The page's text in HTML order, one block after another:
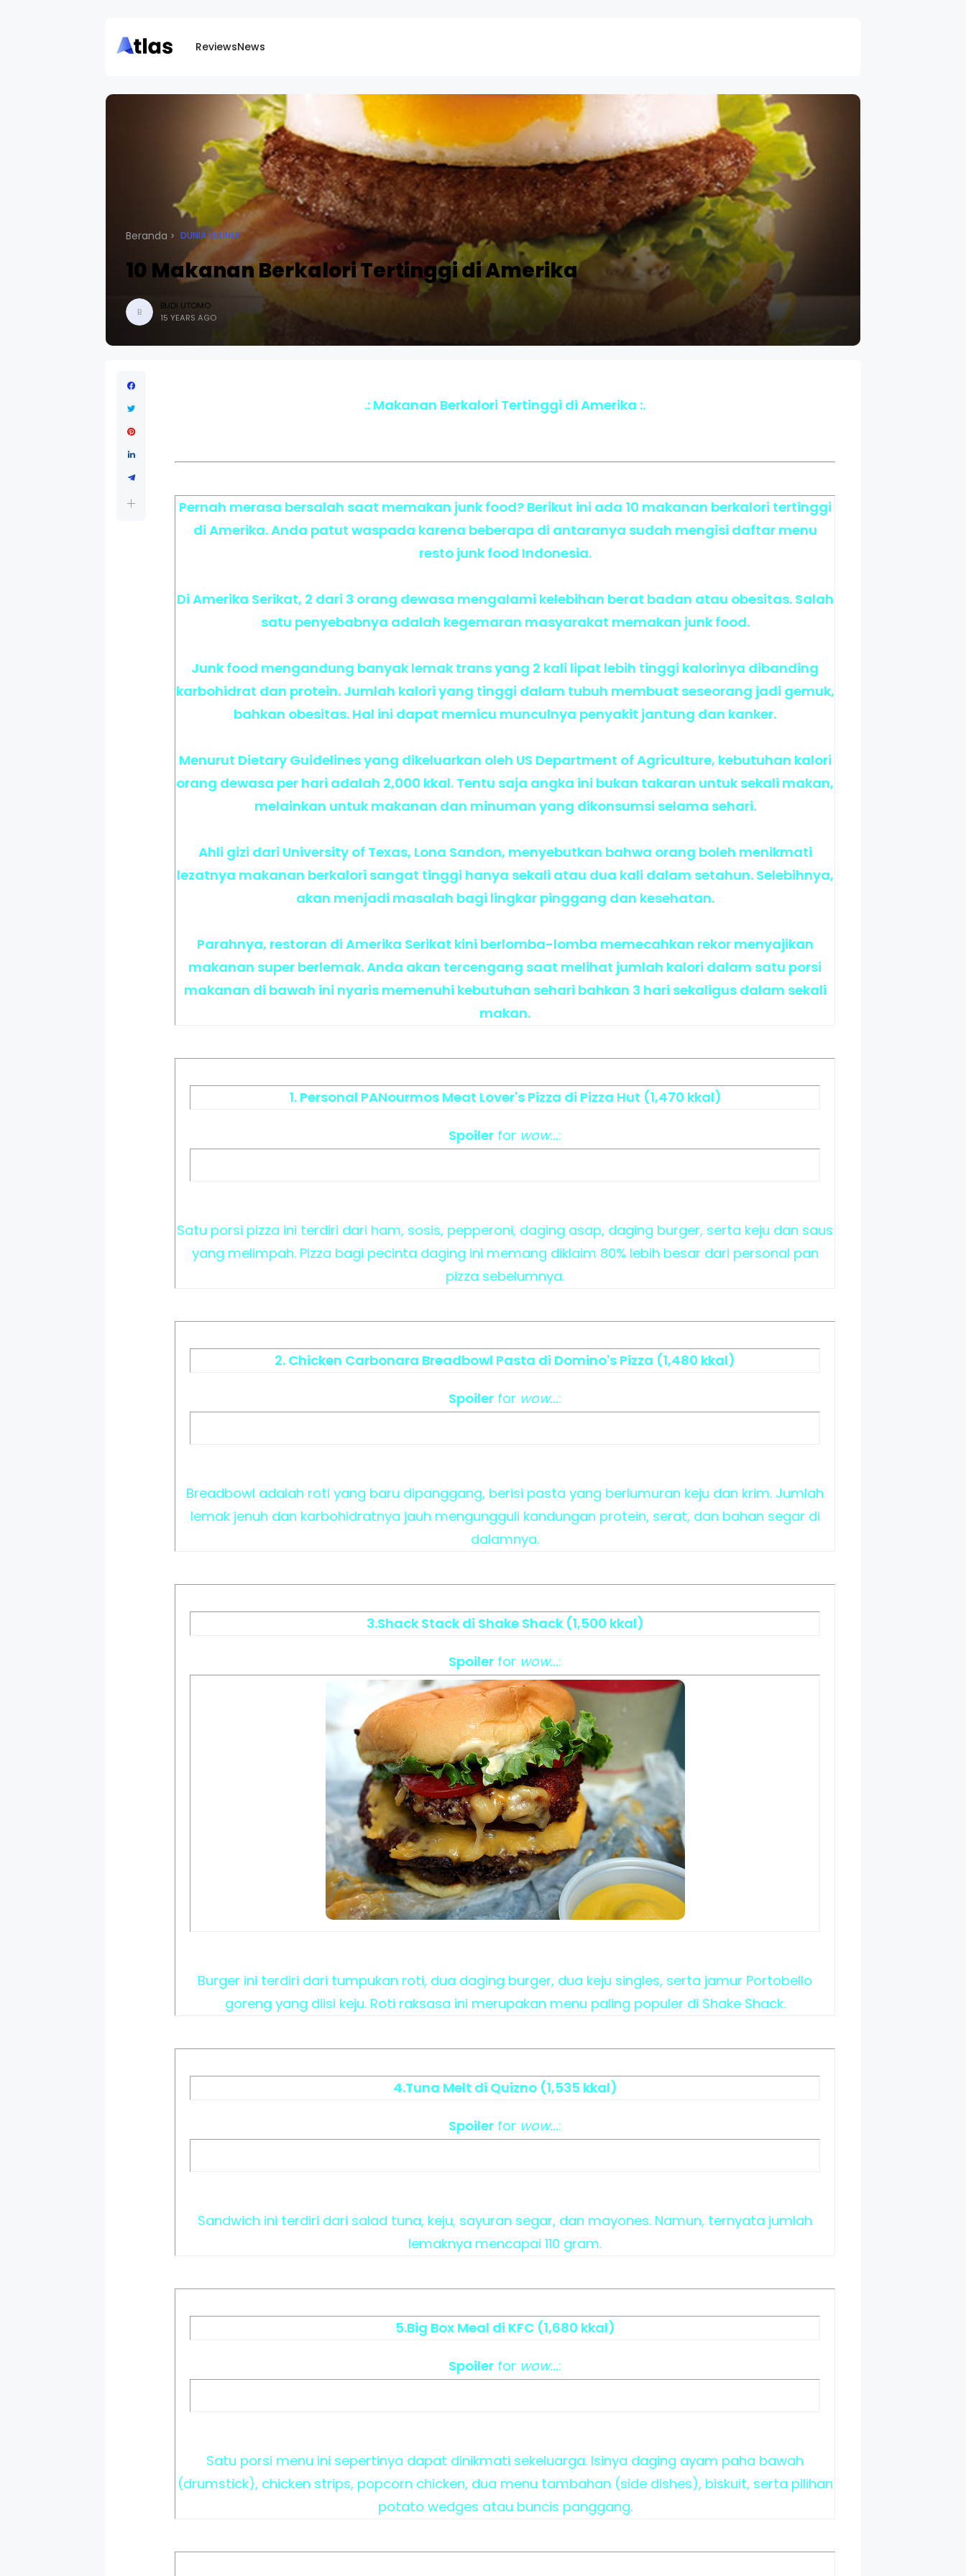
ReviewsNews
Beranda DUNIA KULINER
10 Makanan Berkalori Tertinggi di Amerika
B
BUDI UTOMO
15 YEARS AGO
.: Makanan Berkalori Tertinggi di Amerika :.
Pernah merasa bersalah saat memakan junk food? Berikut ini ada 10 makanan berkalori tertinggi
di Amerika. Anda patut waspada karena beberapa di antaranya sudah mengisi daftar menu
resto junk food Indonesia.
Di Amerika Serikat, 2 dari 3 orang dewasa mengalami kelebihan berat badan atau obesitas. Salah
satu penyebabnya adalah kegemaran masyarakat memakan junk food.
Junk food mengandung banyak lemak trans yang 2 kali lipat lebih tinggi kalorinya dibanding
karbohidrat dan protein. Jumlah kalori yang tinggi dalam tubuh membuat seseorang jadi gemuk,
bahkan obesitas. Hal ini dapat memicu munculnya penyakit jantung dan kanker.
Menurut Dietary Guidelines yang dikeluarkan oleh US Department of Agriculture, kebutuhan kalori
orang dewasa per hari adalah 2,000 kkal. Tentu saja angka ini bukan takaran untuk sekali makan,
melainkan untuk makanan dan minuman yang dikonsumsi selama sehari.
Ahli gizi dari University of Texas, Lona Sandon, menyebutkan bahwa orang boleh menikmati
lezatnya makanan berkalori sangat tinggi hanya sekali atau dua kali dalam setahun. Selebihnya,
akan menjadi masalah bagi lingkar pinggang dan kesehatan.
Parahnya, restoran di Amerika Serikat kini berlomba-lomba memecahkan rekor menyajikan
makanan super berlemak. Anda akan tercengang saat melihat jumlah kalori dalam satu porsi
makanan di bawah ini nyaris memenuhi kebutuhan sehari bahkan 3 hari sekaligus dalam sekali
makan.
1. Personal PANourmos Meat Lover's Pizza di Pizza Hut (1,470 kkal)
Spoiler for wow...:
Satu porsi pizza ini terdiri dari ham, sosis, pepperoni, daging asap, daging burger, serta keju dan saus
yang melimpah. Pizza bagi pecinta daging ini memang diklaim 80% lebih besar dari personal pan
pizza sebelumnya.
2. Chicken Carbonara Breadbowl Pasta di Domino's Pizza (1,480 kkal)
Spoiler for wow...:
Breadbowl adalah roti yang baru dipanggang, berisi pasta yang berlumuran keju dan krim. Jumlah
lemak jenuh dan karbohidratnya jauh mengungguli kandungan protein, serat, dan bahan segar di
dalamnya.
3.Shack Stack di Shake Shack (1,500 kkal)
Spoiler for wow...:
Burger ini terdiri dari tumpukan roti, dua daging burger, dua keju singles, serta jamur Portobello
goreng yang diisi keju. Roti raksasa ini merupakan menu paling populer di Shake Shack.
4.Tuna Melt di Quizno (1,535 kkal)
Spoiler for wow...:
Sandwich ini terdiri dari salad tuna, keju, sayuran segar, dan mayones. Namun, ternyata jumlah
lemaknya mencapai 110 gram.
5.Big Box Meal di KFC (1,680 kkal)
Spoiler for wow...:
Satu porsi menu ini sepertinya dapat dinikmati sekeluarga. Isinya daging ayam paha bawah
(drumstick), chicken strips, popcorn chicken, dua menu tambahan (side dishes), biskuit, serta pilihan
potato wedges atau buncis panggang.